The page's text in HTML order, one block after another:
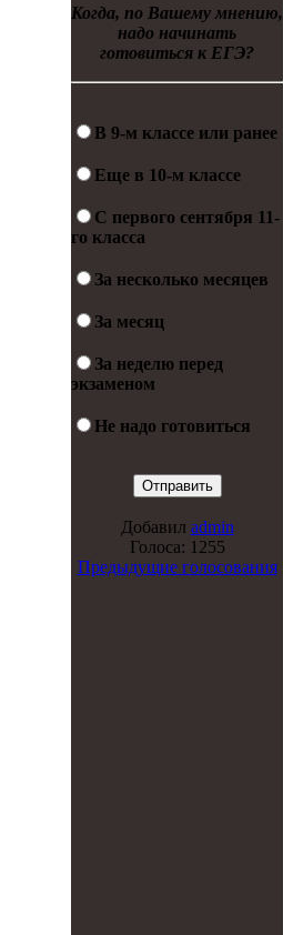
Когда, по Вашему мнению,
надо начинать
готовиться к ЕГЭ?
В 9-м классе или ранее
Еще в 10-м классе
С первого сентября 11-
го класса
За несколько месяцев
За месяц
За неделю перед
экзаменом
Не надо готовиться
Добавил admin
Голоса: 1255
Предыдущие голосования